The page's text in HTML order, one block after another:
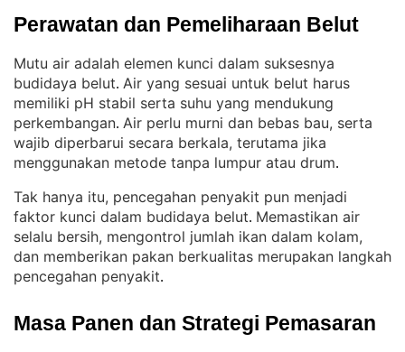
Perawatan dan Pemeliharaan Belut
Mutu air adalah elemen kunci dalam suksesnya
budidaya belut. Air yang sesuai untuk belut harus
memiliki pH stabil serta suhu yang mendukung
perkembangan. Air perlu murni dan bebas bau, serta
wajib diperbarui secara berkala, terutama jika
menggunakan metode tanpa lumpur atau drum.
Tak hanya itu, pencegahan penyakit pun menjadi
faktor kunci dalam budidaya belut. Memastikan air
selalu bersih, mengontrol jumlah ikan dalam kolam,
dan memberikan pakan berkualitas merupakan langkah
pencegahan penyakit.
Masa Panen dan Strategi Pemasaran